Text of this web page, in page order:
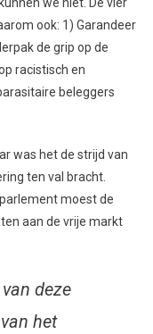
ook: 1) Garandeer
de grip op de
racistisch en
beleggers
was het de strijd van
ten val bracht.
moest de
aan de vrije markt
deze
het